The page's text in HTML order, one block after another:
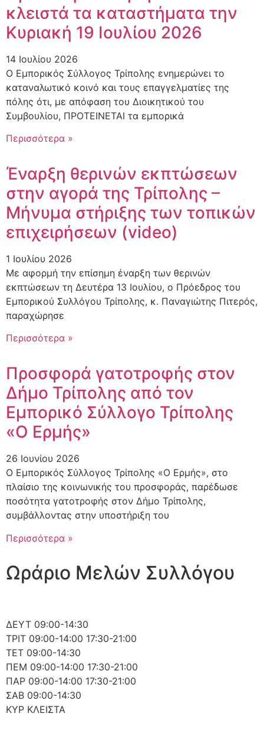
Ωράριο Μελών Συλλόγου
ΔΕΥΤ 09:00-14:30
ΤΡΙΤ 09:00-14:00 17:30-21:00
ΤΕΤ 09:00-14:30
ΠΕΜ 09:00-14:00 17:30-21:00
ΠΑΡ 09:00-14:00 17:30-21:00
ΣΑΒ 09:00-14:30
ΚΥΡ ΚΛΕΙΣΤΑ
κλειστά τα καταστήματα την
Κυριακή 19 Ιουλίου 2026
14 Ιουλίου 2026
Ο Εμπορικός Σύλλογος Τρίπολης ενημερώνει το
καταναλωτικό κοινό και τους επαγγελματίες της
πόλης ότι, με απόφαση του Διοικητικού του
Συμβουλίου, ΠΡΟΤΕΙΝΕΤΑΙ τα εμπορικά
Περισσότερα »
Έναρξη θερινών εκπτώσεων
στην αγορά της Τρίπολης –
Μήνυμα στήριξης των τοπικών
επιχειρήσεων (video)
1 Ιουλίου 2026
Με αφορμή την επίσημη έναρξη των θερινών
εκπτώσεων τη Δευτέρα 13 Ιουλίου, ο Πρόεδρος του
Εμπορικού Συλλόγου Τρίπολης, κ. Παναγιώτης Πιτερός,
παραχώρησε
Περισσότερα »
Προσφορά γατοτροφής στον
Δήμο Τρίπολης από τον
Εμπορικό Σύλλογο Τρίπολης
«Ο Ερμής»
26 Ιουνίου 2026
Ο Εμπορικός Σύλλογος Τρίπολης «Ο Ερμής», στο
πλαίσιο της κοινωνικής του προσφοράς, παρέδωσε
ποσότητα γατοτροφής στον Δήμο Τρίπολης,
συμβάλλοντας στην υποστήριξη του
Περισσότερα »